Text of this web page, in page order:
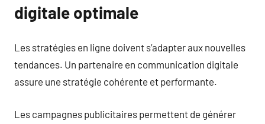
digitale optimale
Les stratégies en ligne doivent s’adapter aux nouvelles
tendances. Un partenaire en communication digitale
assure une stratégie cohérente et performante.
Les campagnes publicitaires permettent de générer